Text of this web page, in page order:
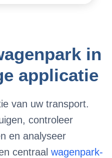
in
applicatie
van uw transport.
controleer
en analyseer
centraal wagenpark-